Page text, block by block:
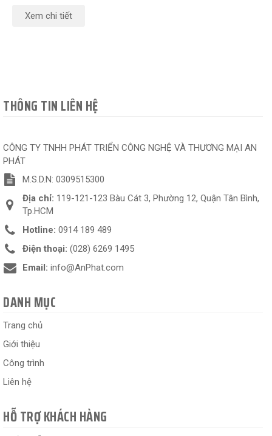
Xem chi tiết
THÔNG TIN LIÊN HỆ
CÔNG TY TNHH PHÁT TRIỂN CÔNG NGHỆ VÀ THƯƠNG MẠI AN
PHÁT
M.S.D.N: 0309515300
Địa chỉ: 119-121-123 Bàu Cát 3, Phường 12, Quận Tân Bình,
Tp.HCM
Hotline: 0914 189 489
Điện thoại: (028) 6269 1495
Email: info@AnPhat.com
DANH MỤC
Trang chủ
Giới thiệu
Công trình
Liên hệ
HỖ TRỢ KHÁCH HÀNG